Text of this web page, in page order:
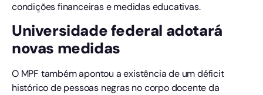
condições financeiras e medidas educativas.
Universidade federal adotará
novas medidas
O MPF também apontou a existência de um déficit
histórico de pessoas negras no corpo docente da